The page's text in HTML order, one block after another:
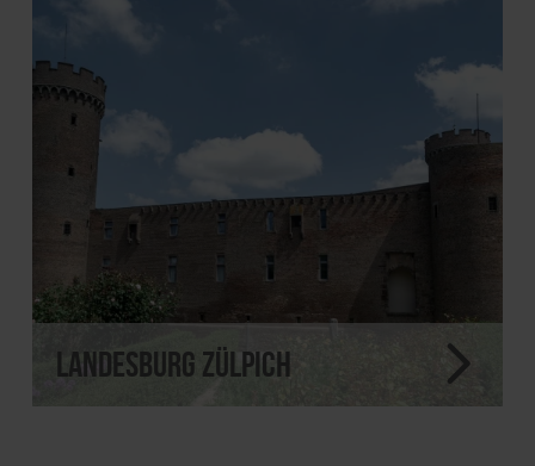
Landesburg Zülpich